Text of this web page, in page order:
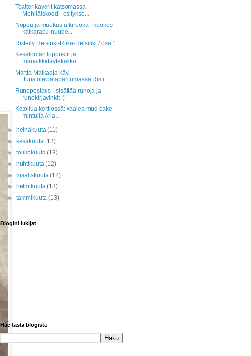
Teatterikaverit katsomassa
Mehiläiskoodi -esitykse...
Nopea ja maukas arkiruoka - kookos-
katkarapu-nuude...
Risteily Helsinki-Riika-Helsinki / osa 1
Kesäloman loppukiri ja
mansikkatäytekakku
Martta Matkaaja kävi
Juustoleipätapahtumassa Risti...
Runopostaus - sisältää runoja ja
runokirjavinkit :)
Kotoilua keittiössä: vaalea mud cake
mintulla Arla...
► heinäkuuta(11)
►
kesäkuuta(13)
►toukokuuta(13)
►
huhtikuuta(12)
►maaliskuuta(12)
►
helmikuuta(13)
►tammikuuta(13)
Blogini lukijat
Hae tästä blogista